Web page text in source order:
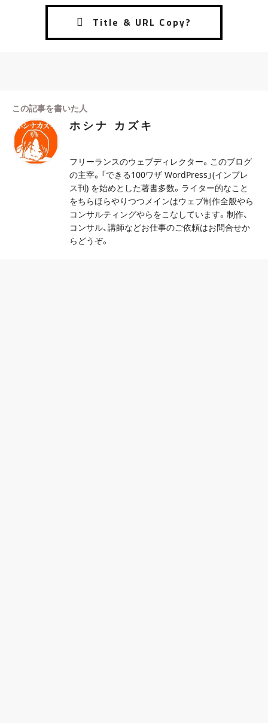
この記事を書いた人
ホシナ カズキ
フリーランスのウェブディレクター。このブログ
の主宰。「できる100ワザ WordPress」(インプレ
ス刊) を始めとした著書多数。ライター的なこと
をちらほらやりつつメインはウェブ制作全般やら
コンサルティングやらをこなしています。制作、
コンサル、講師などお仕事のご依頼はお問合せか
らどうぞ。